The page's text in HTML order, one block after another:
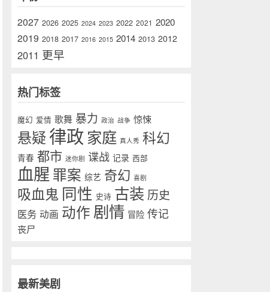
2027 2026 2025 2024 2023 2022 2021 2020
2019 2018 2017 2016 2015 2014 2013 2012
2011 更早
热门标签
魔幻 爱情 歌舞 暴力 政治 战争 惊悚
悬疑 律政 家庭 真人秀 科幻
青春 都市 迷你剧 谍战 记录 西部
血腥 罪案 综艺 奇幻 喜剧
吸血鬼 同性 史诗 古装 历史
医务 动画 动作 剧情 冒险 传记
丧尸
最新美剧